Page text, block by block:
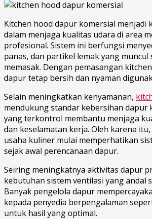
Kitchen hood dapur komersial menjadi
dalam menjaga kualitas udara di area
profesional. Sistem ini berfungsi
panas, dan partikel lemak yang muncul
memasak. Dengan pemasangan
dapur tetap bersih dan nyaman
Selain meningkatkan kenyamanan,
mendukung standar kebersihan dapur
yang terkontrol membantu menjaga
dan keselamatan kerja. Oleh karena
usaha kuliner mulai memperhatikan
sejak awal perencanaan dapur.
Seiring meningkatnya aktivitas dapur
kebutuhan sistem ventilasi yang andal
Banyak pengelola dapur
kepada penyedia berpengalaman
untuk hasil yang optimal.